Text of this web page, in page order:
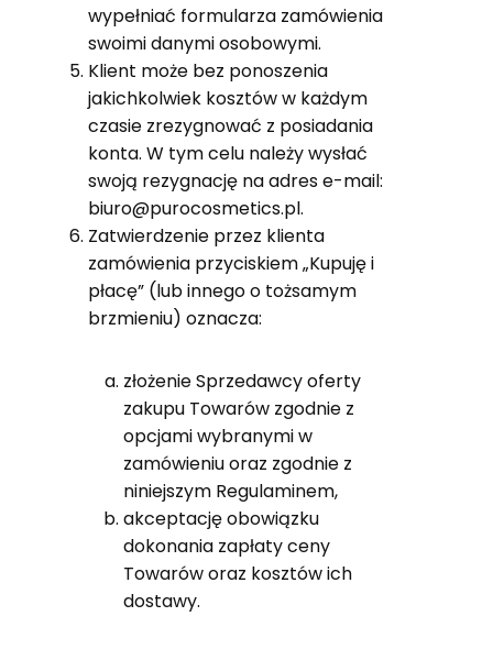
wypełniać formularza zamówienia
swoimi danymi osobowymi.
Klient może bez ponoszenia
jakichkolwiek kosztów w każdym
czasie zrezygnować z posiadania
konta. W tym celu należy wysłać
swoją rezygnację na adres e-mail:
biuro@purocosmetics.pl.
Zatwierdzenie przez klienta
zamówienia przyciskiem „Kupuję i
płacę” (lub innego o tożsamym
brzmieniu) oznacza:
złożenie Sprzedawcy oferty
zakupu Towarów zgodnie z
opcjami wybranymi w
zamówieniu oraz zgodnie z
niniejszym Regulaminem,
akceptację obowiązku
dokonania zapłaty ceny
Towarów oraz kosztów ich
dostawy.